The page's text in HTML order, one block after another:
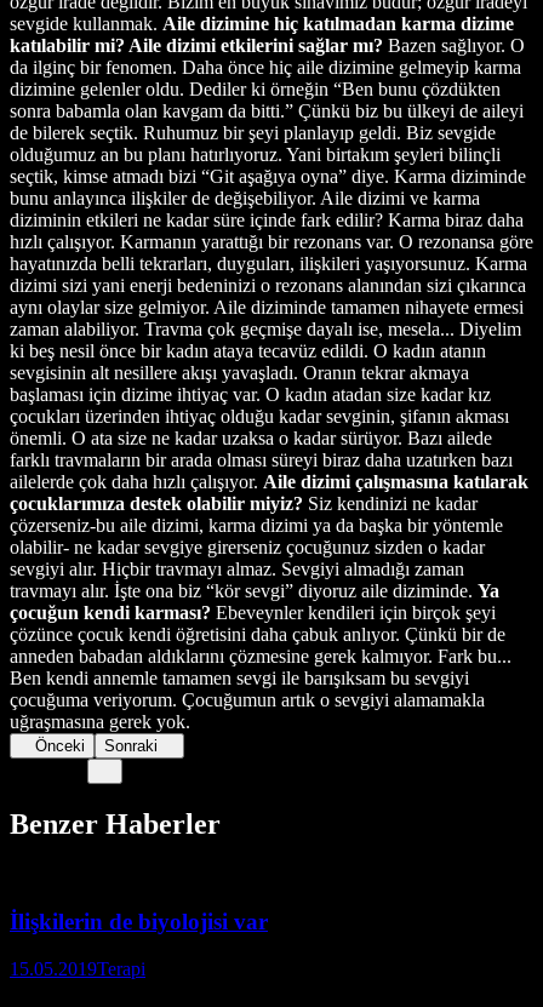
sevgide kullanmak. Aile dizimine hiç katılmadan karma dizime
katılabilir mi? Aile dizimi etkilerini sağlar mı? Bazen sağlıyor. O
da ilginç bir fenomen. Daha önce hiç aile dizimine gelmeyip karma
dizimine gelenler oldu. Dediler ki örneğin “Ben bunu çözdükten
sonra babamla olan kavgam da bitti.” Çünkü biz bu ülkeyi de aileyi
de bilerek seçtik. Ruhumuz bir şeyi planlayıp geldi. Biz sevgide
olduğumuz an bu planı hatırlıyoruz. Yani birtakım şeyleri bilinçli
seçtik, kimse atmadı bizi “Git aşağıya oyna” diye. Karma diziminde
bunu anlayınca ilişkiler de değişebiliyor. Aile dizimi ve karma
diziminin etkileri ne kadar süre içinde fark edilir? Karma biraz daha
hızlı çalışıyor. Karmanın yarattığı bir rezonans var. O rezonansa göre
hayatınızda belli tekrarları, duyguları, ilişkileri yaşıyorsunuz. Karma
dizimi sizi yani enerji bedeninizi o rezonans alanından sizi çıkarınca
aynı olaylar size gelmiyor. Aile diziminde tamamen nihayete ermesi
zaman alabiliyor. Travma çok geçmişe dayalı ise, mesela... Diyelim
ki beş nesil önce bir kadın ataya tecavüz edildi. O kadın atanın
sevgisinin alt nesillere akışı yavaşladı. Oranın tekrar akmaya
başlaması için dizime ihtiyaç var. O kadın atadan size kadar kız
çocukları üzerinden ihtiyaç olduğu kadar sevginin, şifanın akması
önemli. O ata size ne kadar uzaksa o kadar sürüyor. Bazı ailede
farklı travmaların bir arada olması süreyi biraz daha uzatırken bazı
ailelerde çok daha hızlı çalışıyor. Aile dizimi çalışmasına katılarak
çocuklarımıza destek olabilir miyiz? Siz kendinizi ne kadar
çözerseniz-bu aile dizimi, karma dizimi ya da başka bir yöntemle
olabilir- ne kadar sevgiye girerseniz çocuğunuz sizden o kadar
sevgiyi alır. Hiçbir travmayı almaz. Sevgiyi almadığı zaman
travmayı alır. İşte ona biz “kör sevgi” diyoruz aile diziminde. Ya
çocuğun kendi karması? Ebeveynler kendileri için birçok şeyi
çözünce çocuk kendi öğretisini daha çabuk anlıyor. Çünkü bir de
anneden babadan aldıklarını çözmesine gerek kalmıyor. Fark bu...
Ben kendi annemle tamamen sevgi ile barışıksam bu sevgiyi
çocuğuma veriyorum. Çocuğumun artık o sevgiyi alamamakla
uğraşmasına gerek yok.
Önceki Sonraki
Benzer Haberler
İlişkilerin de biyolojisi var
15.05.2019Terapi